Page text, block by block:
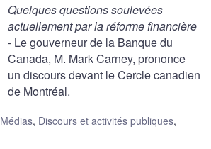
Quelques questions soulevées
actuellement par la réforme financière
- Le gouverneur de la Banque du
Canada, M. Mark Carney, prononce
un discours devant le Cercle canadien
de Montréal.
Médias, Discours et activités publiques,